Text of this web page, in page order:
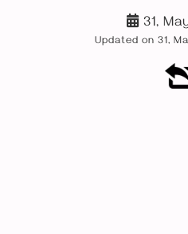
31,
Updated on 31,